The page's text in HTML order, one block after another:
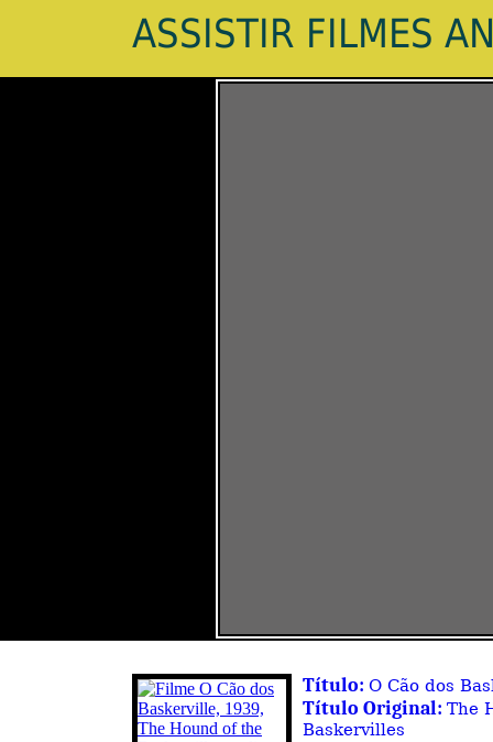
ASSISTIR FILMES
Título: O Cão dos
Título Original: The
Baskervilles